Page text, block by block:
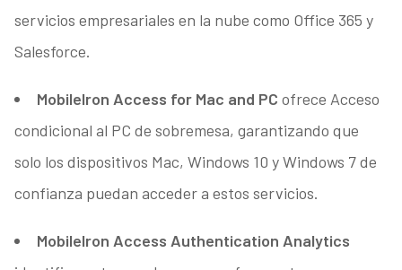
servicios empresariales en la nube como Office 365 y
Salesforce.
MobileIron Access for Mac and PC ofrece Acceso
condicional al PC de sobremesa, garantizando que
solo los dispositivos Mac, Windows 10 y Windows 7 de
confianza puedan acceder a estos servicios.
MobileIron Access Authentication Analytics